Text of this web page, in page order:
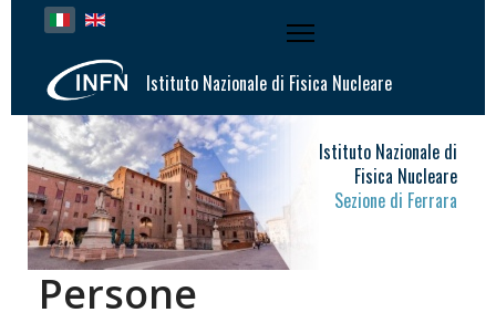
Seleziona la tua lingua
Istituto Nazionale di Fisica Nucleare
Istituto Nazionale di
Fisica Nucleare
Sezione di Ferrara
Persone